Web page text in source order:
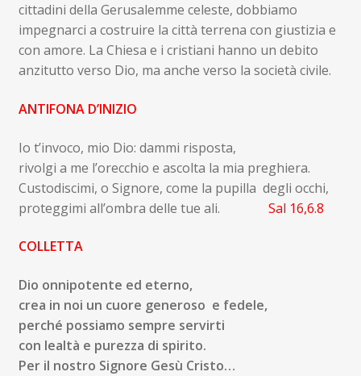
cittadini della Gerusalemme celeste, dobbiamo
impegnarci a costruire la città terrena con giustizia e
con amore. La Chiesa e i cristiani hanno un debito
anzitutto verso Dio, ma anche verso la società civile.
ANTIFONA D’INIZIO
Io t’invoco, mio Dio: dammi risposta,
rivolgi a me l’orecchio e ascolta la mia preghiera.
Custodiscimi, o Signore, come la pupilla degli occhi,
proteggimi all’ombra delle tue ali.
Sal 16,6.8
COLLETTA
Dio onnipotente ed eterno,
crea in noi un cuore generoso e fedele,
perché possiamo sempre servirti
con lealtà e purezza di spirito.
Per il nostro Signore Gesù Cristo…